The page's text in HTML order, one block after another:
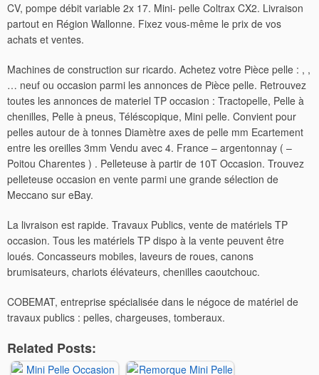
CV, pompe débit variable 2x 17. Mini- pelle Coltrax CX2. Livraison
partout en Région Wallonne. Fixez vous-même le prix de vos
achats et ventes.
Machines de construction sur ricardo. Achetez votre Pièce pelle : , ,
… neuf ou occasion parmi les annonces de Pièce pelle. Retrouvez
toutes les annonces de materiel TP occasion : Tractopelle, Pelle à
chenilles, Pelle à pneus, Téléscopique, Mini pelle. Convient pour
pelles autour de à tonnes Diamètre axes de pelle mm Ecartement
entre les oreilles 3mm Vendu avec 4. France – argentonnay ( –
Poitou Charentes ) . Pelleteuse à partir de 10T Occasion. Trouvez
pelleteuse occasion en vente parmi une grande sélection de
Meccano sur eBay.
La livraison est rapide. Travaux Publics, vente de matériels TP
occasion. Tous les matériels TP dispo à la vente peuvent être
loués. Concasseurs mobiles, laveurs de roues, canons
brumisateurs, chariots élévateurs, chenilles caoutchouc.
COBEMAT, entreprise spécialisée dans le négoce de matériel de
travaux publics : pelles, chargeuses, tomberaux.
Related Posts: